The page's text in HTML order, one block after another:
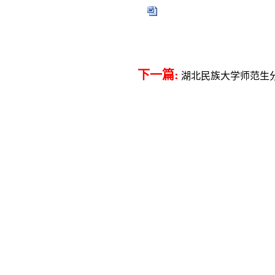
下一篇: 湖北民族大学师范生